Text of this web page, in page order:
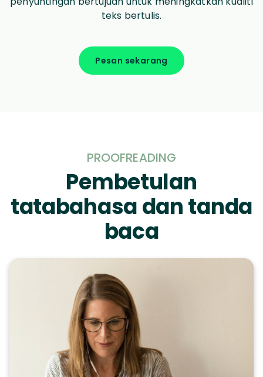
teks bertulis.
Pesan sekarang
PROOFREADING
Pembetulan
tatabahasa dan tanda
baca